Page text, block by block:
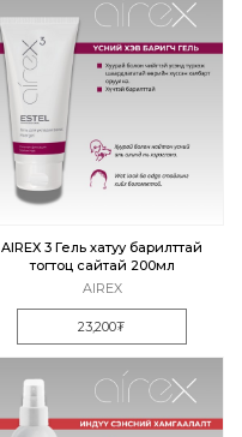
AIREX
AIREX 3 Гель хатуу барилттай
тогтоц сайтай 200мл
23,200₮